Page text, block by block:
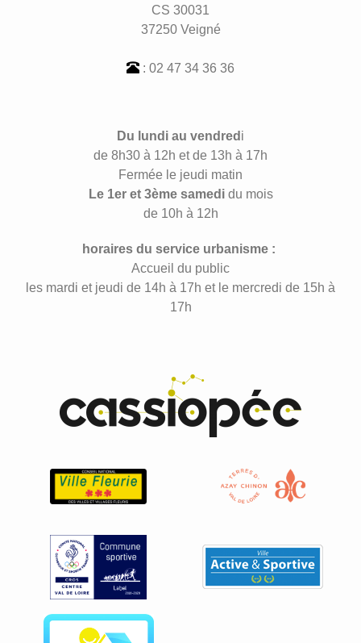
CS 30031
37250 Veigné
: 02 47 34 36 36
Du lundi au vendred i
de 8h30 à 12h et de 13h à 17h
Fermée le jeudi matin
Le 1er et 3ème samedidu mois
de 10h à 12h
horaires du service urbanisme :
Accueil du public
les mardi et jeudi de 14h à 17h et le mercredi de 15h à
17h